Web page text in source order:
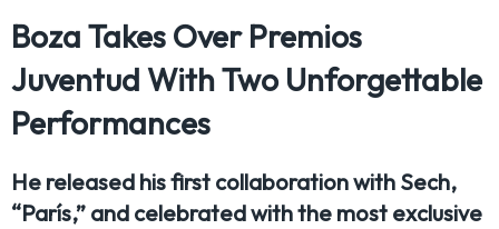
Boza Takes Over Premios
Juventud With Two Unforgettable
Performances
He released his first collaboration with Sech,
“París,” and celebrated with the most exclusive